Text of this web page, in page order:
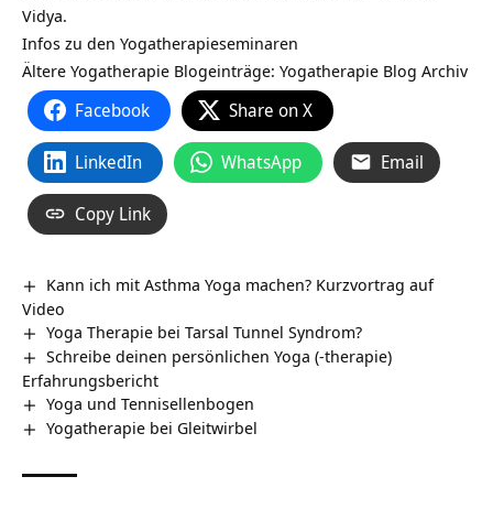
Vidya.
Infos zu den Yogatherapieseminaren
Ältere Yogatherapie Blogeinträge: Yogatherapie Blog Archiv
Facebook Share on X
LinkedIn WhatsApp Email
Copy Link
Kann ich mit Asthma Yoga machen? Kurzvortrag auf
Video
Yoga Therapie bei Tarsal Tunnel Syndrom?
Schreibe deinen persönlichen Yoga (-therapie)
Erfahrungsbericht
Yoga und Tennisellenbogen
Yogatherapie bei Gleitwirbel